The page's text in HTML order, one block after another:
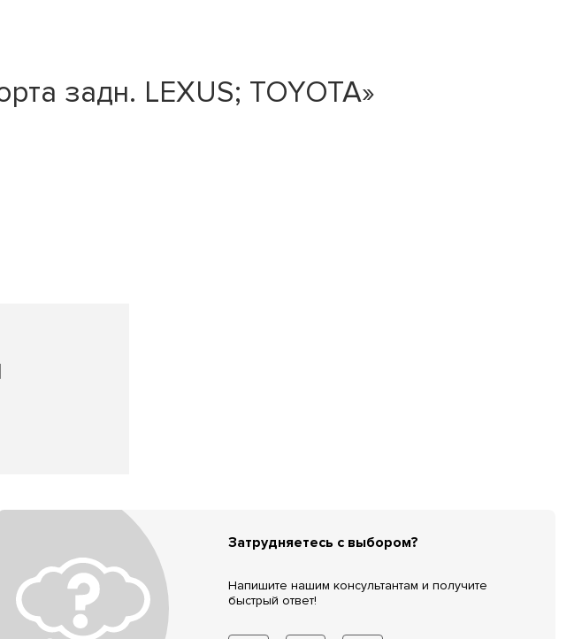
задн. LEXUS; TOYOTA»
Затрудняетесь с выбором?
Напишите нашим консультантам и получите
быстрый ответ!